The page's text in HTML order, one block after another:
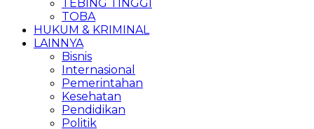
TEBING TINGGI
TOBA
HUKUM & KRIMINAL
LAINNYA
Bisnis
Internasional
Pemerintahan
Kesehatan
Pendidikan
Politik